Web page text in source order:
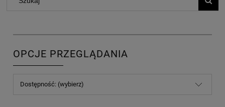
OPCJE PRZEGLĄDANIA
Dostępność: (wybierz)